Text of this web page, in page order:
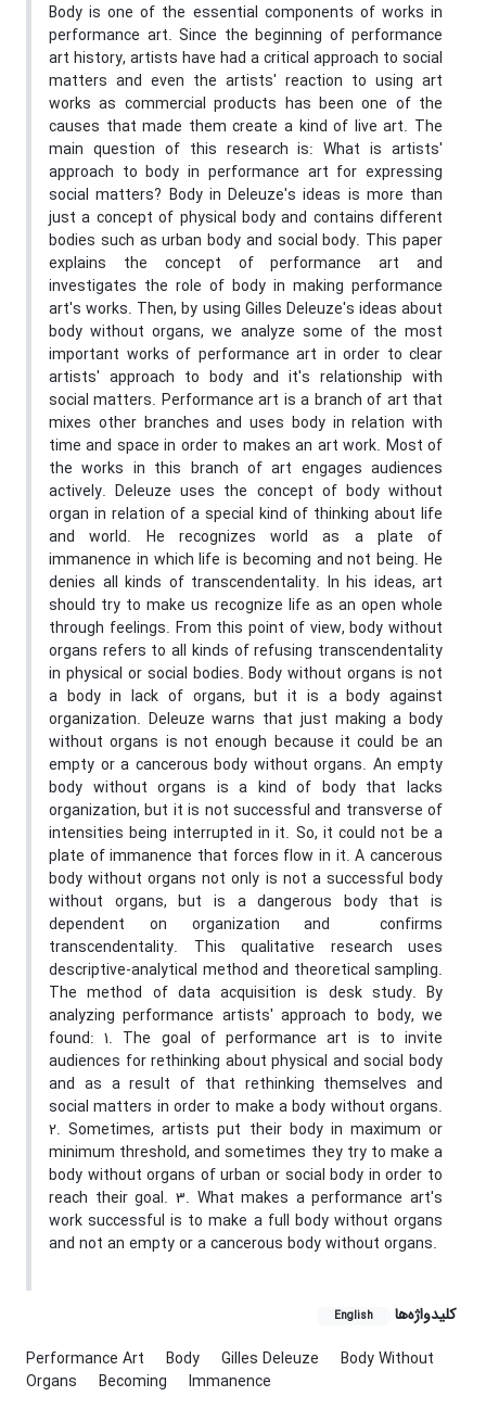
Body is one of the essential components of works in
performance art. Since the beginning of performance
art history, artists have had a critical approach to social
matters and even the artists' reaction to using art
works as commercial products has been one of the
causes that made them create a kind of live art. The
main question of this research is: What is artists'
approach to body in performance art for expressing
social matters? Body in Deleuze's ideas is more than
just a concept of physical body and contains different
bodies such as urban body and social body. This paper
explains the concept of performance art and
investigates the role of body in making performance
art's works. Then, by using Gilles Deleuze's ideas about
body without organs, we analyze some of the most
important works of performance art in order to clear
artists' approach to body and it's relationship with
social matters. Performance art is a branch of art that
mixes other branches and uses body in relation with
time and space in order to makes an art work. Most of
the works in this branch of art engages audiences
actively. Deleuze uses the concept of body without
organ in relation of a special kind of thinking about life
and world. He recognizes world as a plate of
immanence in which life is becoming and not being. He
denies all kinds of transcendentality. In his ideas, art
should try to make us recognize life as an open whole
through feelings. From this point of view, body without
organs refers to all kinds of refusing transcendentality
in physical or social bodies. Body without organs is not
a body in lack of organs, but it is a body against
organization. Deleuze warns that just making a body
without organs is not enough because it could be an
empty or a cancerous body without organs. An empty
body without organs is a kind of body that lacks
organization, but it is not successful and transverse of
intensities being interrupted in it. So, it could not be a
plate of immanence that forces flow in it. A cancerous
body without organs not only is not a successful body
without organs, but is a dangerous body that is
dependent on organization and confirms
transcendentality. This qualitative research uses
descriptive-analytical method and theoretical sampling.
The method of data acquisition is desk study. By
analyzing performance artists' approach to body, we
found: 1. The goal of performance art is to invite
audiences for rethinking about physical and social body
and as a result of that rethinking themselves and
social matters in order to make a body without organs.
2. Sometimes, artists put their body in maximum or
minimum threshold, and sometimes they try to make a
body without organs of urban or social body in order to
reach their goal. 3. What makes a performance art's
work successful is to make a full body without organs
and not an empty or a cancerous body without organs.
کلیدواژه‌ها English
Performance Art Body Gilles Deleuze
Body Without
Organs
Becoming Immanence